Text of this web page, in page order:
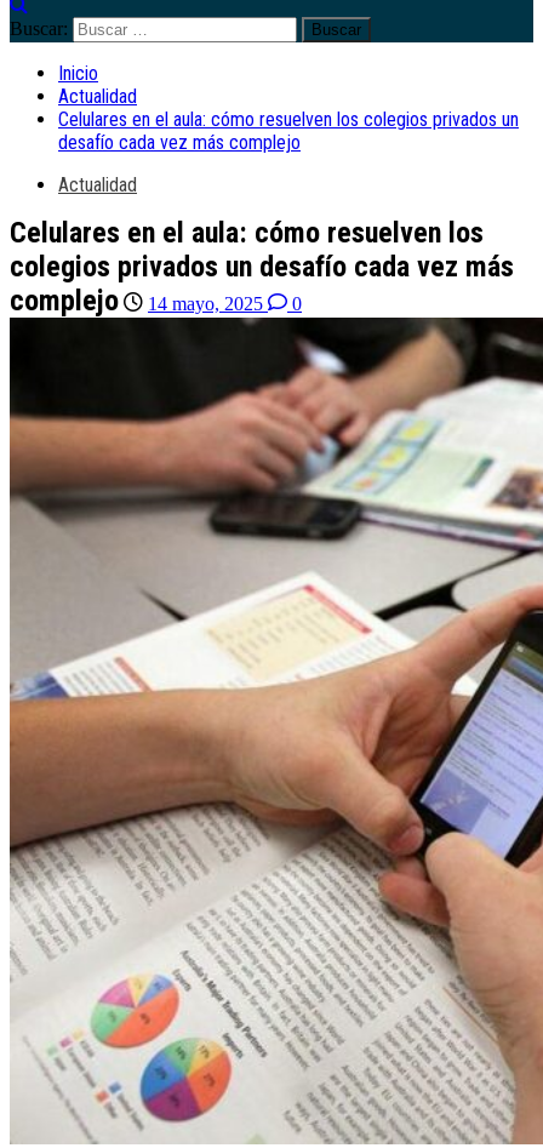
Buscar:
Inicio
Actualidad
Celulares en el aula: cómo resuelven los colegios privados un
desafío cada vez más complejo
Actualidad
Celulares en el aula: cómo resuelven los
colegios privados un desafío cada vez más
complejo
14 mayo, 2025 0